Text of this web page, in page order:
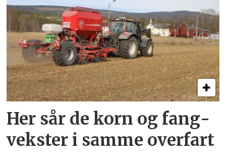
Her sår de korn og fang­
vekster i samme overfart